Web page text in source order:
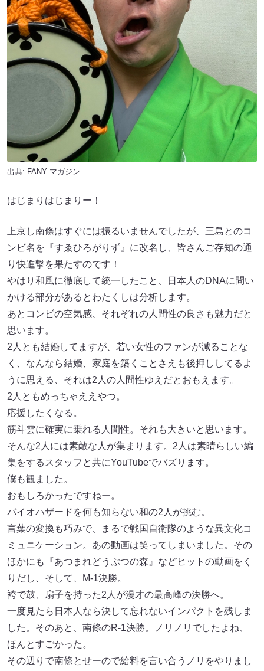
出典: FANY マガジン
はじまりはじまりー！
上京し南條はすぐには振るいませんでしたが、三島とのコ
ンビ名を『すゑひろがりず』に改名し、皆さんご存知の通
り快進撃を果たすのです！
やはり和風に徹底して統一したこと、日本人のDNAに問い
かける部分があるとわたくしは分析します。
あとコンビの空気感、それぞれの人間性の良さも魅力だと
思います。
2人とも結婚してますが、若い女性のファンが減ることな
く、なんなら結婚、家庭を築くことさえも後押ししてるよ
うに思える、それは2人の人間性ゆえだとおもえます。
2人ともめっちゃええやつ。
応援したくなる。
筋斗雲に確実に乗れる人間性。それも大きいと思います。
そんな2人には素敵な人が集まります。2人は素晴らしい編
集をするスタッフと共にYouTubeでバズります。
僕も観ました。
おもしろかったですねー。
バイオハザードを何も知らない和の2人が挑む。
言葉の変換も巧みで、まるで戦国自衛隊のような異文化コ
ミュニケーション。あの動画は笑ってしまいました。その
ほかにも『あつまれどうぶつの森』などヒットの動画をく
りだし、そして、M-1決勝。
袴で鼓、扇子を持った2人が漫才の最高峰の決勝へ。
一度見たら日本人なら決して忘れないインパクトを残しま
した。そのあと、南條のR-1決勝。ノリノリでしたよね、
ほんとすごかった。
その辺りで南條とせーので給料を言い合うノリをやりまし